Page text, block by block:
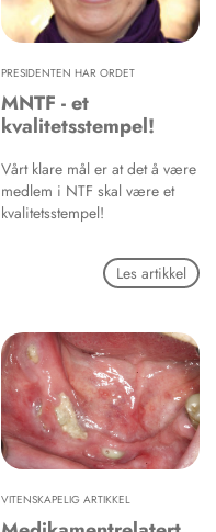
PRESIDENTEN HAR ORDET
MNTF - et
kvalitetsstempel!
Vårt klare mål er at det å være
medlem i NTF skal være et
kvalitetsstempel!
Les artikkel
VITENSKAPELIG ARTIKKEL